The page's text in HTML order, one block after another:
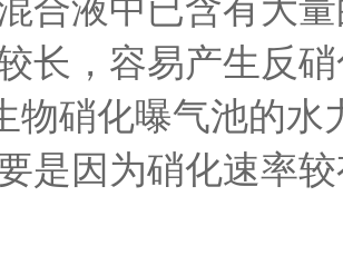
合液中已含有大
长，容易产生反
物硝化曝气池的
要是因为硝化速率